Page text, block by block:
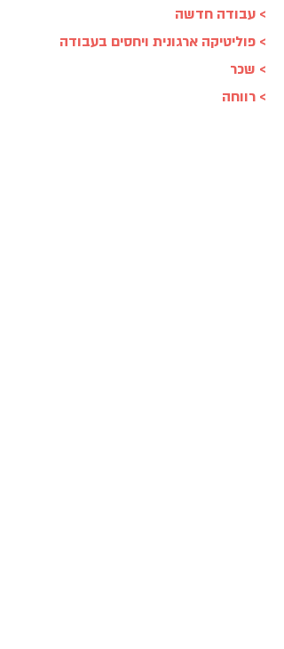
> עבודה חדשה
> פוליטיקה ארגונית ויחסים בעבודה
> שכר
> רווחה